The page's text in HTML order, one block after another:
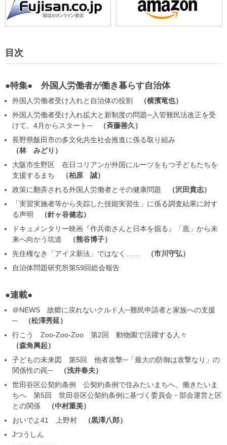
目次
●特集● 外国人労働者が働き暮らす自治体
外国人労働者受け入れと自治体の役割
横濱竜也
外国人労働者受け入れ拡大と新制度の問題─入管難民法改正を受
けて、4月からスタート─
斉藤善久
長野県飯田市の多文化共生社会推進に係る取り組み
林 みどり
大阪市生野区 在日コリアンが外国にルーツをもつ子どもたちを
支援するまち
柏原 誠
政策に翻弄される外国人労働者とその健康問題
沢田貴志
「実習実施者等から失踪した技能実習生」に係る調査結果に対す
る声明
針ヶ谷健志
ドキュメンタリー映画『作兵衛さんと日本を掘る』「底」から未
来へ向かう坑道
熊谷博子
先住権なき「アイヌ新法」ではなく……
市川守弘
自治体問題研究所第59回総会報告
●連載●
＠NEWS 故郷に戻れないクルド人─難民申請者と家族への支援
─
松澤秀延
行こう Zoo-Zoo-Zoo 第2回 動物園で活躍する人々
森角興起
子どもの未来図 第5回 他者攻撃─「最大の防御は攻撃なり」の
関係性の罠─
浅井春夫
世田谷区公契約条例 公契約条例で住みたいまちへ、働きたいま
ちへ 第5回 世田谷区公契約条例に基づく委員会・部会運営と区
との関係
中村重美
おいでよ41 上野村
黒澤八郎
Jつうしん